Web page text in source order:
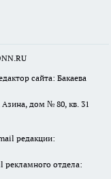
сайта: Бакаева
Азина, дом № 80, кв. 31
редакции:
рекламного отдела: